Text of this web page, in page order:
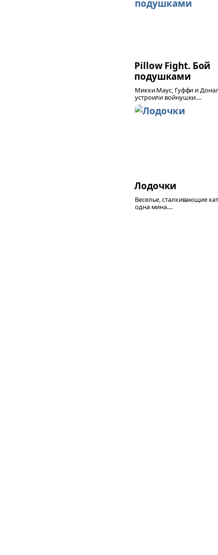
Pillow Fight. Бой
подушками
Микки Маус, Гуффи и
устроили войнушки....
Лодочки
Веселье, сталкивающие
одна мина....